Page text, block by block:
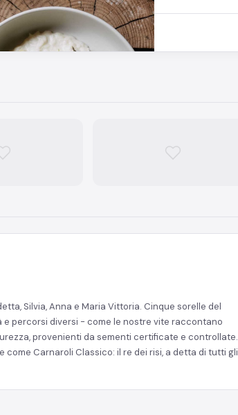
Silvia, Anna e Maria Vittoria. Cinque sorelle del
percorsi diversi - come le nostre vite raccontano
provenienti da sementi certificate e controllate.
Carnaroli Classico: il re dei risi, a detta di tutti gli